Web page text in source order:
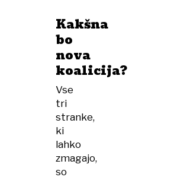
Kakšna
bo
nova
koalicija?
Vse
tri
stranke,
ki
lahko
zmagajo,
so